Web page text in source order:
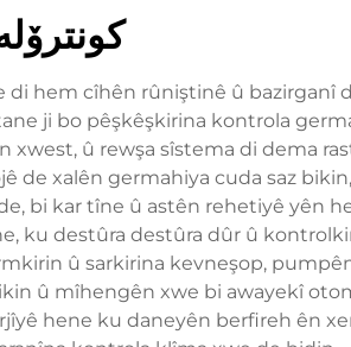
hem cîhên rûniştinê û bazirganî
ji bo pêşkêşkirina kontrola
û rewşa sîstema di dema
de xalên germahiya cuda saz
bi kar tîne û astên rehetiyê yên
ku destûra destûra dûr û
û sarkirina kevneşop,
û mîhengên xwe bi awayekî
hene ku daneyên berfireh ên